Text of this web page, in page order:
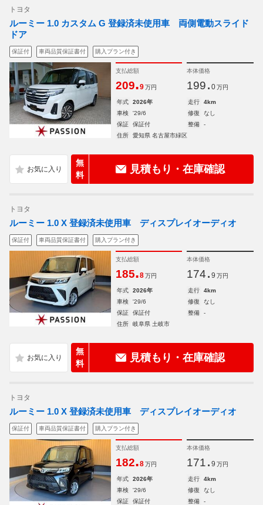
トヨタ
ルーミー 1.0 カスタム G 登録済未使用車 両側電動スライド
ドア
保証付 車両品質保証書付 購入プラン付き
支払総額
209.9 万円
本体価格
199. 0 万円
年式 2026年 走行
4km
車検
'29/6 修復
なし
保証
保証付 整備
-
住所
愛知県 名古屋市緑区
無
料
見積もり・在庫確認
トヨタ
ルーミー 1.0 X 登録済未使用車 ディスプレイオーディオ
保証付 車両品質保証書付 購入プラン付き
支払総額
185.8 万円
本体価格
174. 9 万円
年式 2026年 走行
4km
車検
'29/6 修復
なし
保証
保証付 整備
-
住所
岐阜県 土岐市
無
料
見積もり・在庫確認
トヨタ
ルーミー 1.0 X 登録済未使用車 ディスプレイオーディオ
保証付 車両品質保証書付 購入プラン付き
支払総額
182.8 万円
本体価格
171. 9 万円
年式 2026年 走行
4km
車検
'29/6 修復
なし
保証
保証付 整備
-